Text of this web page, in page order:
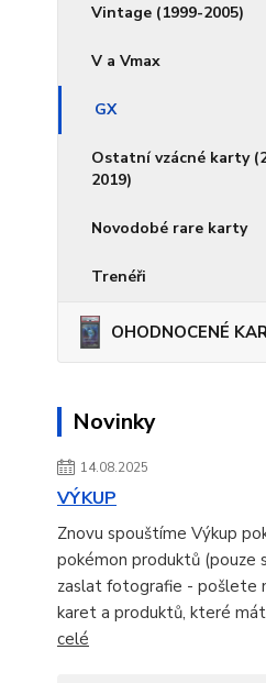
Vintage (1999-2005)
V a Vmax
GX
Ostatní vzácné karty
2019)
Novodobé rare karty
Trenéři
OHODNOCENÉ
Novinky
14.08.2025
VÝKUP
Znovu spouštíme Výkup
pokémon produktů (pouze
zaslat fotografie - pošlete
karet a produktů, které
celé